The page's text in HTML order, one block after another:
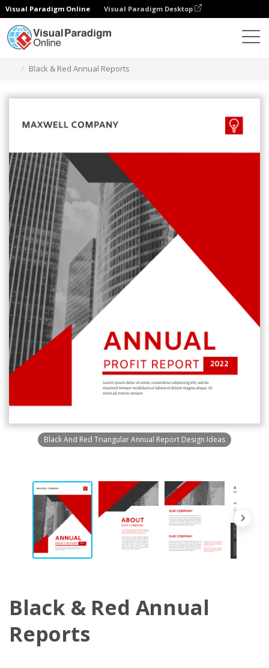
Visual Paradigm Online Visual Paradigm Desktop
Black & Red Annual Reports
Black And Red Triangular Annual Report Design Ideas
Black & Red Annual
Reports